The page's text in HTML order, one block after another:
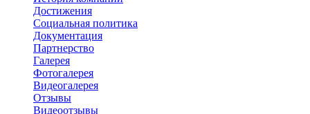
Достижения
Социальная политика
Документация
Партнерство
Галерея
Фотогалерея
Видеогалерея
Отзывы
Видеоотзывы